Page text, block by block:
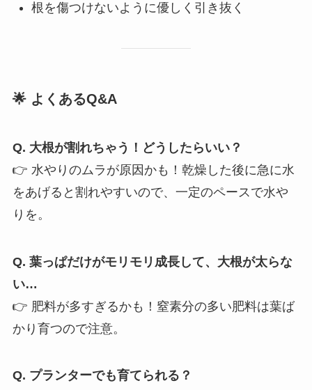
根を傷つけないように優しく引き抜く
🌟 よくあるQ&A
Q. 大根が割れちゃう！どうしたらいい？
👉 水やりのムラが原因かも！乾燥した後に急に水
をあげると割れやすいので、一定のペースで水や
りを。
Q. 葉っぱだけがモリモリ成長して、大根が太らな
い…
👉 肥料が多すぎるかも！窒素分の多い肥料は葉ば
かり育つので注意。
Q. プランターでも育てられる？